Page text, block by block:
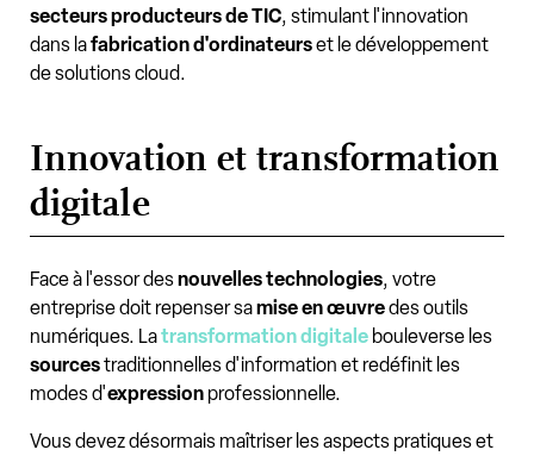
secteurs producteurs de TIC, stimulant l'innovation
dans lafabrication d'ordinateurset le développement
de solutions cloud.
Innovation et transformation
digitale
Face à l'essor desnouvelles technologies, votre
entreprise doit repenser samise en œuvredes outils
numériques. Latransformation digitale bouleverse les
sourcestraditionnelles d'information et redéfinit les
modes d'expression professionnelle.
Vous devez désormais maîtriser les aspects pratiques et